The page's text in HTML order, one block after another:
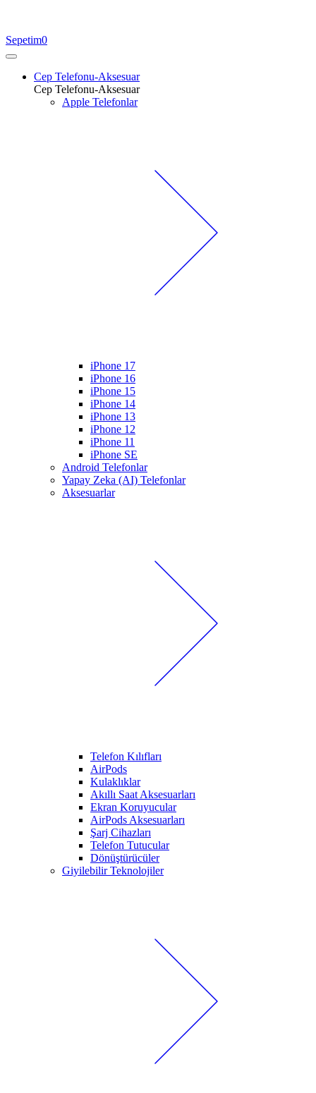
Sepetim0
Cep Telefonu-Aksesuar
Cep Telefonu-Aksesuar
Apple Telefonlar
iPhone 17
iPhone 16
iPhone 15
iPhone 14
iPhone 13
iPhone 12
iPhone 11
iPhone SE
Android Telefonlar
Yapay Zeka (AI) Telefonlar
Aksesuarlar
Telefon Kılıfları
AirPods
Kulaklıklar
Akıllı Saat Aksesuarları
Ekran Koruyucular
AirPods Aksesuarları
Şarj Cihazları
Telefon Tutucular
Dönüştürücüler
Giyilebilir Teknolojiler